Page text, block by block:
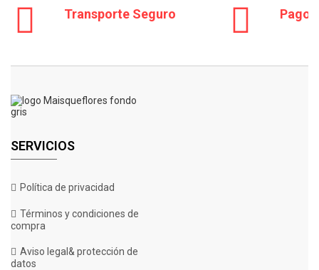
Transporte Seguro Pago
SERVICIOS
Política de privacidad
Términos y condiciones de
compra
Aviso legal& protección de
datos